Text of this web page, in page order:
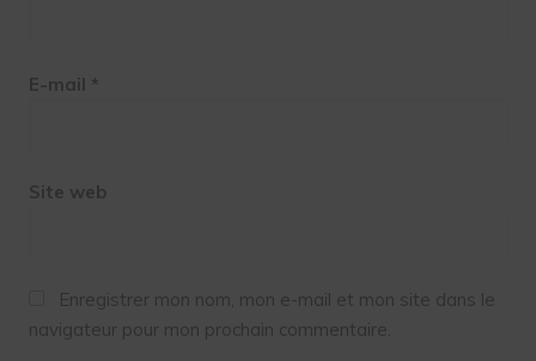
E-mail *
Site web
Enregistrer mon nom, mon e-mail et mon site dans le
navigateur pour mon prochain commentaire.